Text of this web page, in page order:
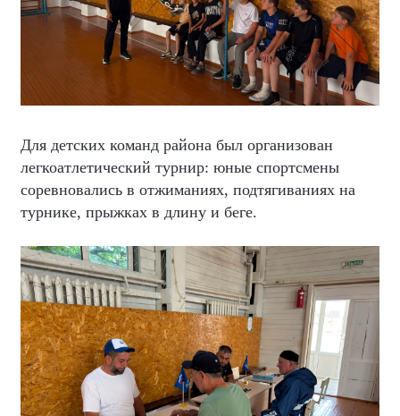
Для детских команд района был организован
легкоатлетический турнир: юные спортсмены
соревновались в отжиманиях, подтягиваниях на
турнике, прыжках в длину и беге.